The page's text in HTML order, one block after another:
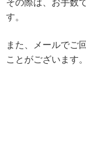
す。
また、メールでご
ことがございます。